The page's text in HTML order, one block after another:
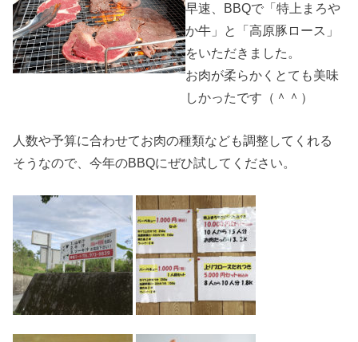
早速、BBQで「特上まろや
か牛」と「高原豚ロース」
をいただきました。
お肉が柔らかくとても美味
しかったです（＾＾）
人数や予算に合わせてお肉の種類なども調整してくれる
そうなので、今年のBBQにぜひ試してください。